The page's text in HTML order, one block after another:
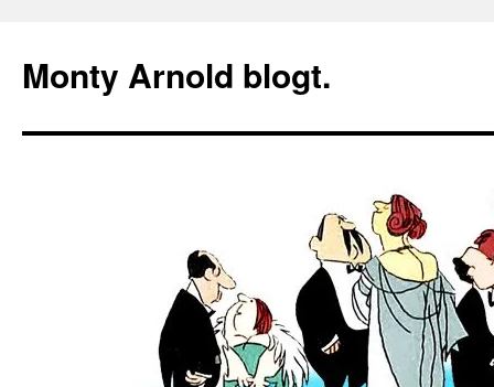
springen
Monty Arnold blogt.